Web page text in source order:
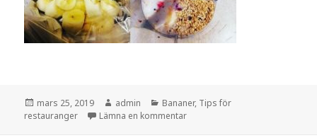
Postat
mars 25, 2019 Författare
admin Kategorier
Bananer, Tips för
restauranger
Lämna en kommentartill Banankaka